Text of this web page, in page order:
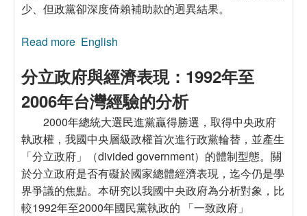
少、但政黨卻深度倚賴補助款的迥異結果。
Read more about 從日本政治資金體系運作論政黨發展的侷
主
English
分立政府與經濟表現：1992年至
2006年台灣經驗的分析
2000年總統大選民進黨贏得勝選，取得中央政府
執政權，我國中央層級政權首次進行政黨輪替，並產生
「分立政府」（divided government）的體制型態。關
於分立政府是否有礙於國家總體經濟表現，迄今仍是學
界爭議的焦點。本研究以我國中央政府為分析對象，比
較1992年至2000年國民黨執政的 「一致政府」